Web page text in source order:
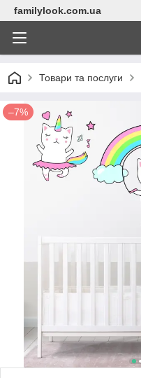
familylook.com.ua
Товари та послуги
–7%